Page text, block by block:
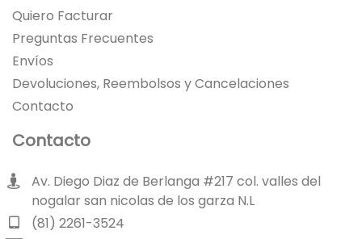
Quiero Facturar
Preguntas Frecuentes
Envíos
Devoluciones, Reembolsos y Cancelaciones
Contacto
Contacto
Av. Diego Diaz de Berlanga #217 col. valles del
nogalar san nicolas de los garza N.L
(81) 2261-3524